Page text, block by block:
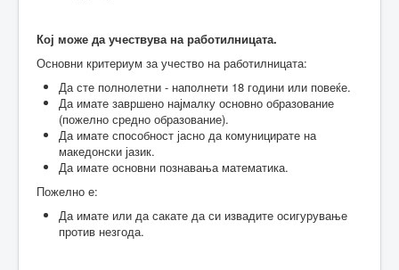
Кој може да учествува на работилницата.
Основни критериум за учество на работилницата:
Да сте полнолетни - наполнети 18 години или повеќе.
Да имате завршено најмалку основно образование
(пожелно средно образование).
Да имате способност јасно да комуницирате на
македонски јазик.
Да имате основни познавања математика.
Пожелно е:
Да имате или да сакате да си извадите осигурување
против незгода.